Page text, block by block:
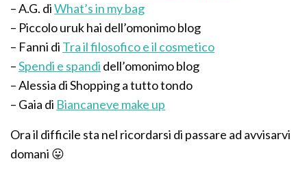
– A.G. diWhat’s in my bag
– Piccolo uruk hai dell’omonimo blog
– Fanni di Tra il filosofico e il cosmetico
–Spendi e spandi dell’omonimo blog
– Alessia di Shopping a tutto tondo
– Gaia di Biancaneve make up
Ora il difficile sta nel ricordarsi di passare ad avvisarvi
domani 😛